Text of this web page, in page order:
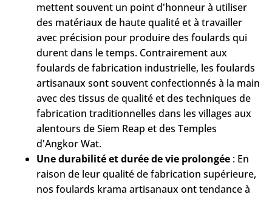
mettent souvent un point d'honneur à utiliser
des matériaux de haute qualité et à travailler
avec précision pour produire des foulards qui
durent dans le temps. Contrairement aux
foulards de fabrication industrielle, les foulards
artisanaux sont souvent confectionnés à la main
avec des tissus de qualité et des techniques de
fabrication traditionnelles dans les villages aux
alentours de Siem Reap et des Temples
d'Angkor Wat.
Une durabilité et durée de vie prolongée : En
raison de leur qualité de fabrication supérieure,
nos foulards krama artisanaux ont tendance à